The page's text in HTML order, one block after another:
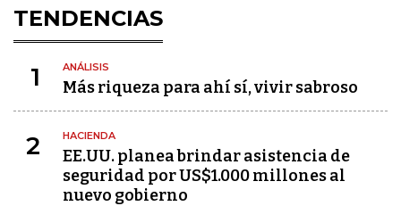
TENDENCIAS
1 ANÁLISIS
Más riqueza para ahí sí, vivir sabroso
2 HACIENDA
EE.UU. planea brindar asistencia de
seguridad por US$1.000 millones al
nuevo gobierno